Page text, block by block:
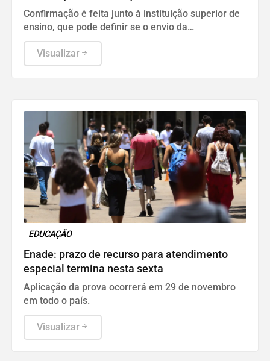
Confirmação é feita junto à instituição superior de
ensino, que pode definir se o envio da
documentação será feito presencialmente ou pela
internet.
Visualizar
EDUCAÇÃO
Enade: prazo de recurso para atendimento
especial termina nesta sexta
Aplicação da prova ocorrerá em 29 de novembro
em todo o país.
Visualizar